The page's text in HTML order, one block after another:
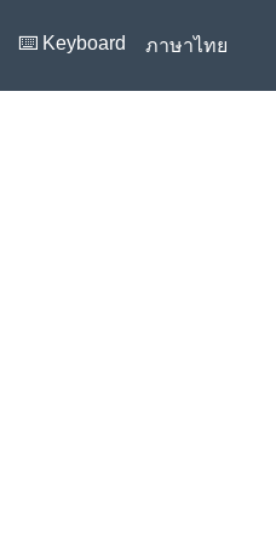
⌨️ Keyboard ภาษาไทย